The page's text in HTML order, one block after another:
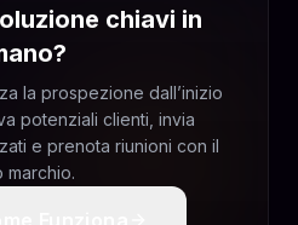
chiavi in
la prospezione dall’inizio
potenziali clienti, invia
e prenota riunioni con il
marchio.